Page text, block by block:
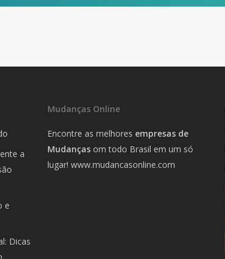
a
e
Dicas
Mudanças Online
Encontre as melhores empresas de
Mudançasom todo Brasil em um só
lugar! www.mudancasonline.com